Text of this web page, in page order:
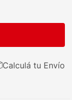
Calculá tu Envío